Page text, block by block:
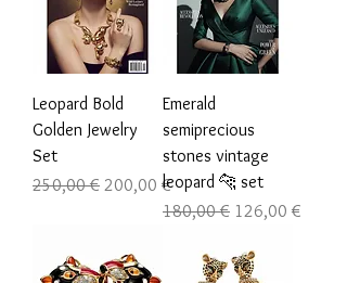
Leopard Bold
Golden Jewelry
Set
Prezzo regolare
250,00 € Prezzo scontato
200,00 €
Emerald
semiprecious
stones vintage
leopard 🐆 set
Prezzo regolare
180,00 € Prezzo scontato
126,00 €